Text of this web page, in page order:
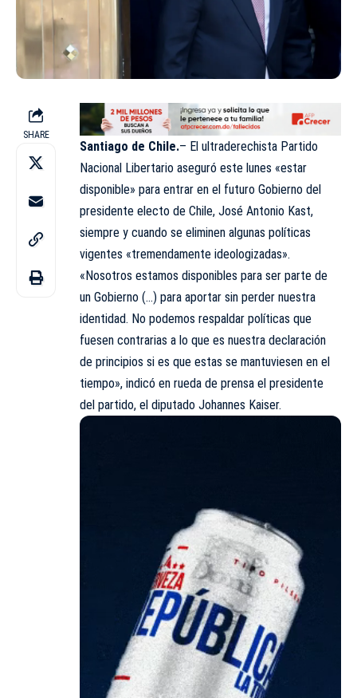
SHARE
Santiago de Chile.– El ultraderechista Partido
Nacional Libertario aseguró este lunes «estar
disponible» para entrar en el futuro Gobierno del
presidente electo de Chile, José Antonio Kast,
siempre y cuando se eliminen algunas políticas
vigentes «tremendamente ideologizadas».
«Nosotros estamos disponibles para ser parte de
un Gobierno (…) para aportar sin perder nuestra
identidad. No podemos respaldar políticas que
fuesen contrarias a lo que es nuestra declaración
de principios si es que estas se mantuviesen en el
tiempo», indicó en rueda de prensa el presidente
del partido, el diputado Johannes Kaiser.